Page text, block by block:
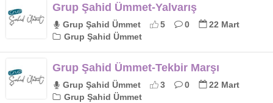
Grup Şahid Ümmet-Yalvarış
Grup Şahid Ümmet 5 0
22 Mart
Grup Şahid Ümmet
Grup Şahid Ümmet-Tekbir Marşı
Grup Şahid Ümmet 3 0
22 Mart
Grup Şahid Ümmet